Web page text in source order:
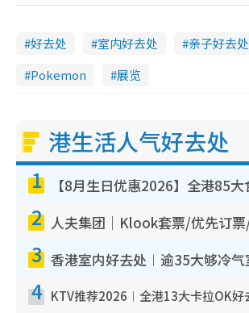
好去处 室内好去处
亲子好去处
Pokemon
展览
港生活人气好去处
1
2
3
4